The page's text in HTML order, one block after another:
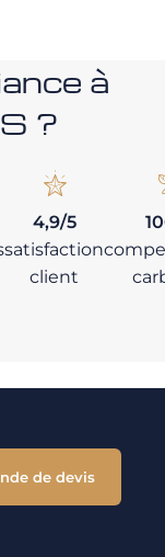
à
?
4,9/5
satisfaction
client
de devis